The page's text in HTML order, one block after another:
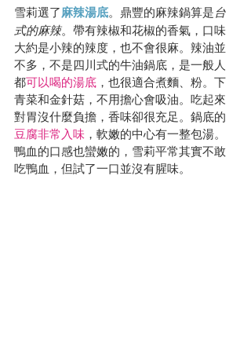
雪莉選了麻辣湯底。鼎豐的麻辣鍋算是 台
式的麻辣。帶有辣椒和花椒的香氣，口味
大約是小辣的辣度，也不會很麻。辣油並
不多，不是四川式的牛油鍋底，是一般人
都可以喝的湯底 ，也很適合煮麵、粉。下
青菜和金針菇，不用擔心會吸油。吃起來
對胃沒什麼負擔，香味卻很充足。鍋底的
豆腐非常入味 ，軟嫩的中心有一整包湯。
鴨血的口感也蠻嫩的，雪莉平常其實不敢
吃鴨血，但試了一口並沒有腥味。